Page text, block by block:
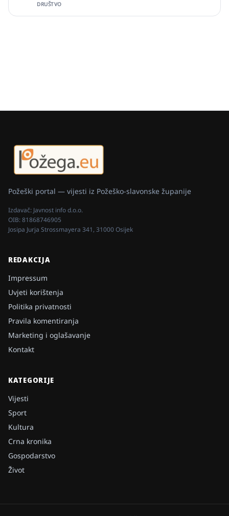
DRUŠTVO
Požeški portal — vijesti iz Požeško-slavonske županije
Izdavač: Javnost info d.o.o.
OIB:81868746905
Josipa Jurja Strossmayera 341, 31000 Osijek
REDAKCIJA
Impressum
Uvjeti korištenja
Politika privatnosti
Pravila komentiranja
Marketing i oglašavanje
Kontakt
KATEGORIJE
Vijesti
Sport
Kultura
Crna kronika
Gospodarstvo
Život